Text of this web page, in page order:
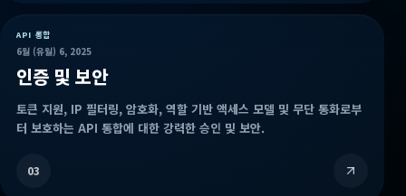
API 통합
6월 (유월) 6, 2025
인증 및 보안
토큰 지원, IP 필터링, 암호화, 역할 기반 액세스 모델 및 무단 통화로부
터 보호하는 API 통합에 대한 강력한 승인 및 보안.
03